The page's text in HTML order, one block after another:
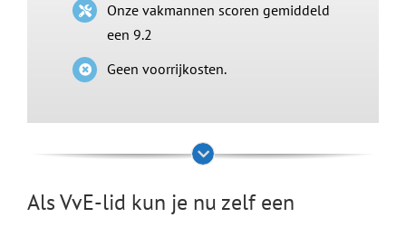
Onze vakmannen scoren gemiddeld
een 9.2
Geen voorrijkosten.
Als VvE-lid kun je nu zelf een